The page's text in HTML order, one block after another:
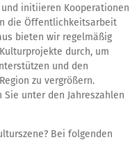
initiieren Kooperationen
die Öffentlichkeitsarbeit
bieten wir regelmäßig
durch, um
und den
zu vergrößern.
unter den Jahreszahlen
Bei folgenden